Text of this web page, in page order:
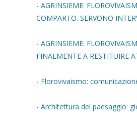
- AGRINSIEME:
COMPARTO. SERVONO
- AGRINSIEME:
FINALMENTE A RESTITUIRE
- Florovivaismo:
- Architettura del paesaggio: